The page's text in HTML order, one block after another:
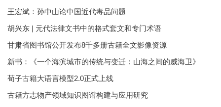
王宏斌：孙中山论中国近代毒品问题
胡兴东 | 元代法律文书中的格式套文和专门术语
甘肃省图书馆公开发布8千多册古籍全文影像资源
新书：《一个海滨城市的传统与变迁：山海之间的威海卫》
荀子古籍大语言模型2.0正式上线
古籍方志物产领域知识图谱构建与应用研究